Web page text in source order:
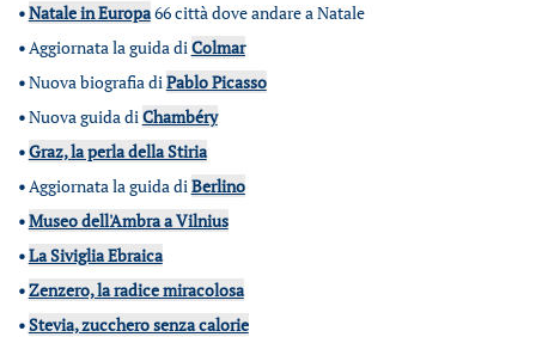
•Natale in Europa66 città dove andare a Natale
•Aggiornata la guida diColmar
•Nuova biografia diPablo Picasso
•Nuova guida diChambéry
•Graz, la perla della Stiria
•Aggiornata la guida diBerlino
•Museo dell'Ambra a Vilnius
•La Siviglia Ebraica
•Zenzero, la radice miracolosa
•Stevia, zucchero senza calorie